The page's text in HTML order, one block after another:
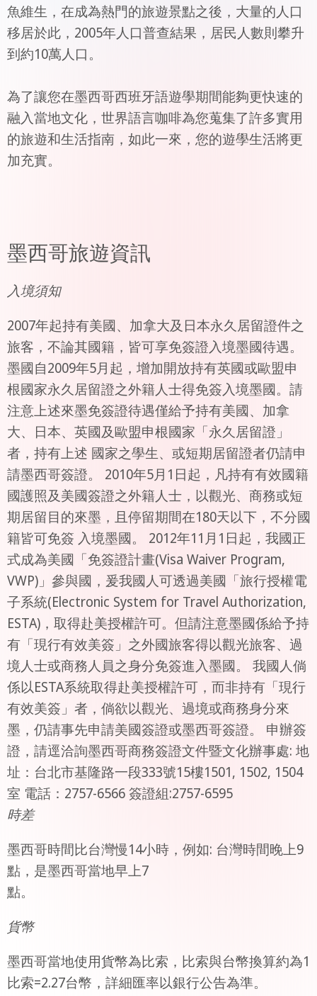
魚維生，在成為熱門的旅遊景點之後，大量的人口
移居於此，2005年人口普查結果，居民人數則攀升
到約10萬人口。
為了讓您在墨西哥西班牙語遊學期間能夠更快速的
融入當地文化，世界語言咖啡為您蒐集了許多實用
的旅遊和生活指南，如此一來，您的遊學生活將更
加充實。
墨西哥旅遊資訊
入境須知
2007年起持有美國、加拿大及日本永久居留證件之
旅客，不論其國籍，皆可享免簽證入境墨國待遇。
墨國自2009年5月起，增加開放持有英國或歐盟申
根國家永久居留證之外籍人士得免簽入境墨國。請
注意上述來墨免簽證待遇僅給予持有美國、加拿
大、日本、英國及歐盟申根國家「永久居留證」
者，持有上述 國家之學生、或短期居留證者仍請申
請墨西哥簽證。 2010年5月1日起，凡持有有效國籍
國護照及美國簽證之外籍人士，以觀光、商務或短
期居留目的來墨，且停留期間在180天以下，不分國
籍皆可免簽 入境墨國。 2012年11月1日起，我國正
式成為美國「免簽證計畫(Visa Waiver Program,
VWP)」參與國，爰我國人可透過美國「旅行授權電
子系統(Electronic System for Travel Authorization,
ESTA)，取得赴美授權許可。但請注意墨國係給予持
有「現行有效美簽」之外國旅客得以觀光旅客、過
境人士或商務人員之身分免簽進入墨國。 我國人倘
係以ESTA系統取得赴美授權許可，而非持有「現行
有效美簽」者，倘欲以觀光、過境或商務身分來
墨，仍請事先申請美國簽證或墨西哥簽證。 申辦簽
證，請逕洽詢墨西哥商務簽證文件暨文化辦事處: 地
址：台北市基隆路一段333號15樓1501, 1502, 1504
室 電話：2757-6566 簽證組:2757-6595
時差
墨西哥時間比台灣慢14小時，例如: 台灣時間晚上9
點，是墨西哥當地早上7
點。
貨幣
墨西哥當地使用貨幣為比索，比索與台幣換算約為1
比索=2.27台幣，詳細匯率以銀行公告為準。